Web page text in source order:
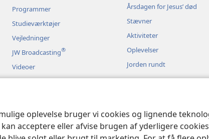
oplevelse bruger vi cookies og lignende
acceptere eller afvise brugen af yderligere
Programmer
Studieværktøjer
Vejledninger
JW Broadcasting®
Videoer
Musik
Dramatiseret bibeloplæsning
Årsdagen for Jesus’ død
Stævner
Aktiviteter
Oplevelser
Jorden rundt